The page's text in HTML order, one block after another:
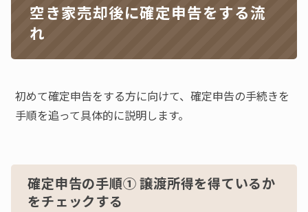
空き家売却後に確定申告をする流
れ
初めて確定申告をする方に向けて、確定申告の手続きを
手順を追って具体的に説明します。
確定申告の手順① 譲渡所得を得ているか
をチェックする